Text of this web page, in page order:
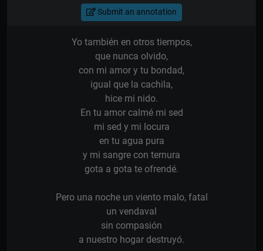
Submit an annotation
Yo también en otros tiempos,
que nunca olvido,
con mi amor y tu bondad,
igual que la cachila,
hice mi nido.
En tu amor calmé mi sed
mi sed y mi locura
en tu agua pura
y mi sangre con ternura
gota a gota te ofrendé.
Pero una noche un viento malo, fatal
un vendaval
sin compasión
a nuestro hogar destruyó.